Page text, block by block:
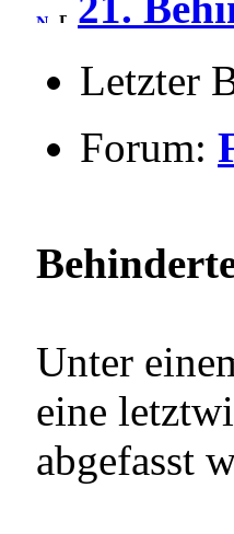
Letzter
Forum:
Unter
eine
abgefasst